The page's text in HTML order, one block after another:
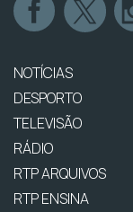
NOTÍCIAS
DESPORTO
TELEVISÃO
RÁDIO
RTP ARQUIVOS
RTP ENSINA